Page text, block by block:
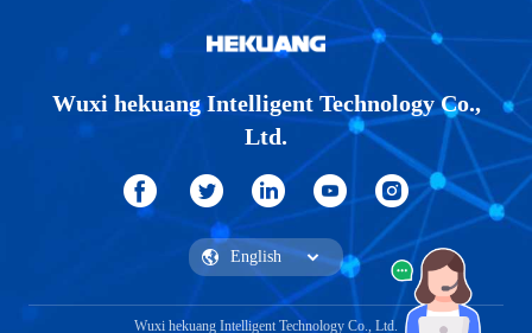
Wuxi hekuang Intelligent Technology Co.,
Ltd.
Wuxi hekuang Intelligent Technology Co., Ltd.